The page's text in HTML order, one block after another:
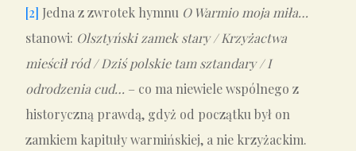
[2] Jedna z zwrotek hymnu O Warmio moja miła…
stanowi: Olsztyński zamek stary / Krzyżactwa
mieścił ród / Dziś polskie tam sztandary / I
odrodzenia cud… – co ma niewiele wspólnego z
historyczną prawdą, gdyż od początku był on
zamkiem kapituły warmińskiej, a nie krzyżackim.